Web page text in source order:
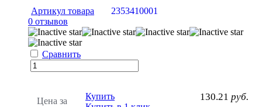
Артикул товара
2353410001
0 отзывов
Сравнить
Цена за
130.21 руб.
Купить